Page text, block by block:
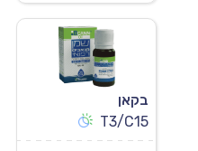
בקאן
T3/C15